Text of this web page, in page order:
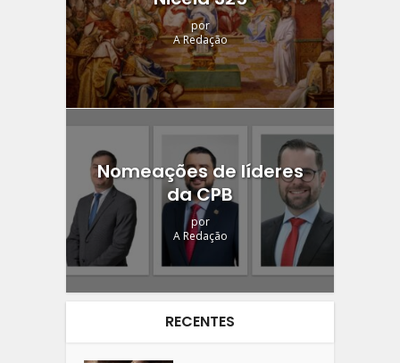
por
A Redação
Nomeações de líderes
da CPB
por
A Redação
RECENTES